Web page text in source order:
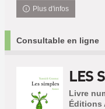
Plus d'infos
Consultable en ligne
LES
Livre
Éditions